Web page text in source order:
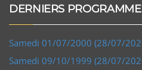
DERNIERS
Samedi 01/07/2000 (28/07/
Samedi 09/10/1999 (28/07/